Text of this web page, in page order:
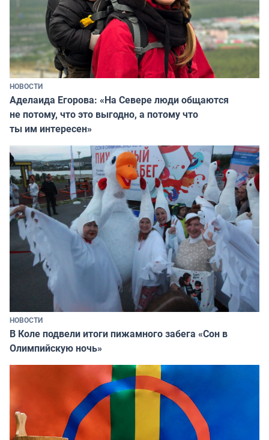
НОВОСТИ
Аделаида Егорова: «На Севере люди общаются
не потому, что это выгодно, а потому что
ты им интересен»
НОВОСТИ
В Коле подвели итоги пижамного забега «Сон в
Олимпийскую ночь»